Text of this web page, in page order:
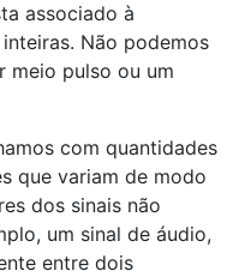
associado à
Não podemos
meio pulso ou um
com quantidades
que variam de modo
dos sinais não
um sinal de áudio,
entre dois